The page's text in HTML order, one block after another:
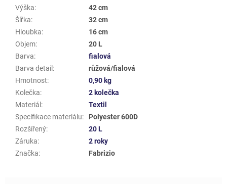
Výška:
42 cm
Šířka:
32 cm
Hloubka:
16 cm
Objem:
20 L
Barva:
fialová
Barva detail :
růžová/fialová
Hmotnost:
0,90 kg
Kolečka:
2 kolečka
Materiál :
Textil
Specifikace materiálu:
Polyester 600D
Rozšířený:
20 L
Záruka:
2 roky
Značka: Fabrizio